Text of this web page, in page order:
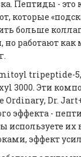
Пептиды - это
которые
больше
работают
tripeptide-5,
3000. Эти
Ordinary, Dr.
эффекта -
используете их
эффект